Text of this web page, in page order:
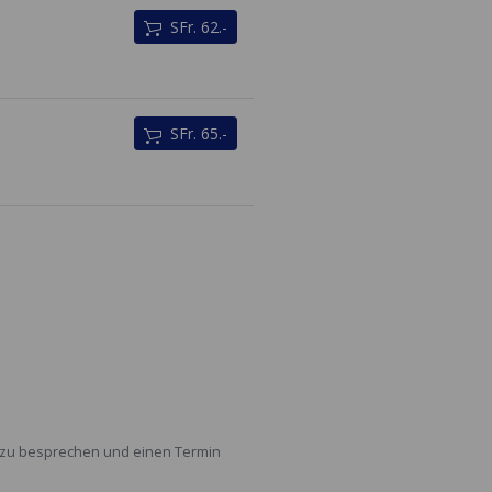
SFr. 62.-
SFr. 65.-
besprechen und einen Termin